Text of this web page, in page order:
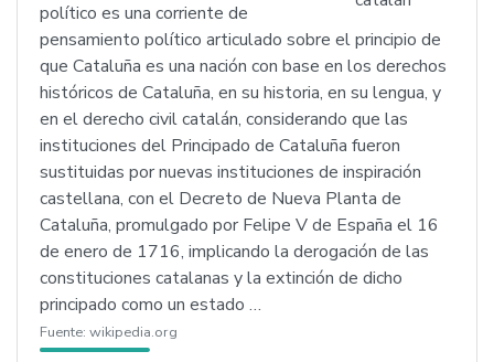
político es una corriente de
pensamiento político articulado sobre el principio de
que Cataluña es una nación con base en los derechos
históricos de Cataluña, en su historia, en su lengua, y
en el derecho civil catalán, considerando que las
instituciones del Principado de Cataluña fueron
sustituidas por nuevas instituciones de inspiración
castellana, con el Decreto de Nueva Planta de
Cataluña, promulgado por Felipe V de España el 16
de enero de 1716, implicando la derogación de las
constituciones catalanas y la extinción de dicho
principado como un estado …
Fuente: wikipedia.org